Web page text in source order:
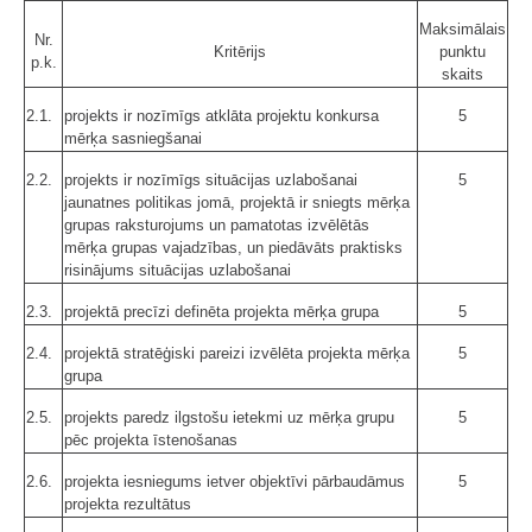
Nr.
p.k.
Kritērijs
Maksimālais
punktu
skaits
2.1.
projekts ir nozīmīgs atklāta projektu konkursa
mērķa sasniegšanai
5
2.2.
projekts ir nozīmīgs situācijas uzlabošanai
jaunatnes politikas jomā, projektā ir sniegts mērķa
grupas raksturojums un pamatotas izvēlētās
mērķa grupas vajadzības, un piedāvāts praktisks
risinājums situācijas uzlabošanai
5
2.3. projektā precīzi definēta projekta mērķa grupa 5
2.4.
projektā stratēģiski pareizi izvēlēta projekta mērķa
grupa
5
2.5.
projekts paredz ilgstošu ietekmi uz mērķa grupu
pēc projekta īstenošanas
5
2.6.
projekta iesniegums ietver objektīvi pārbaudāmus
projekta rezultātus
5